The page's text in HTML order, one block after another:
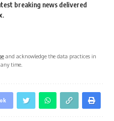
breaking news delivered
and acknowledge the data practices in
time.